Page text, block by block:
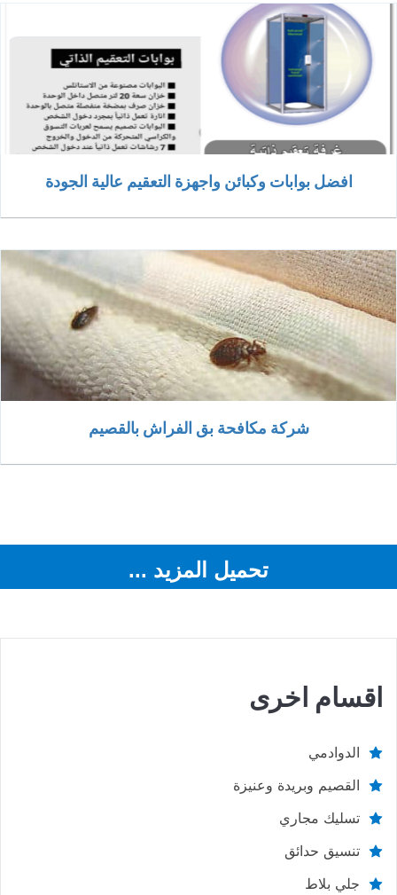
افضل بوابات وكبائن واجهزة التعقيم عالية الجودة
شركة مكافحة بق الفراش بالقصيم
تحميل المزيد ...
اقسام اخرى
الدوادمي
القصيم وبريدة وعنيزة
تسليك مجاري
تنسيق حدائق
جلي بلاط